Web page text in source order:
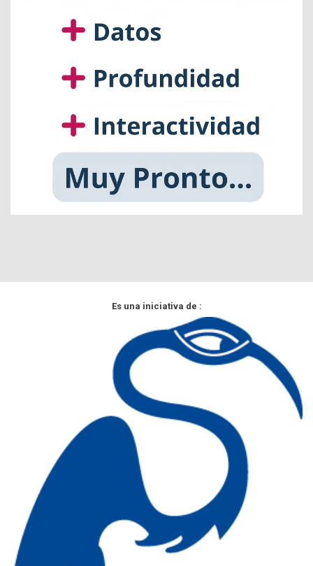
Es una iniciativa de :